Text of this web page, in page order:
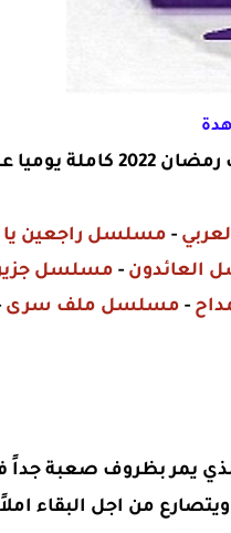
وسوف يتم عرض حلقات مسلسلات
- مسلسل راجعين
العائدون - مسلسل
- مسلسل ملف سرى
يمر بظروف صعبة جداً
من اجل البقاء